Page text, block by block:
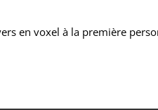
en voxel à la première